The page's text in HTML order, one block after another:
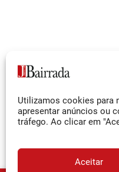
Utilizamos cookies para
apresentar anúncios ou
tráfego. Ao clicar em
Aceitar